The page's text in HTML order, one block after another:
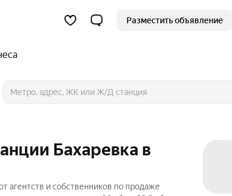
Разместить объявление
Бахаревка в
агентств и собственников по продаже